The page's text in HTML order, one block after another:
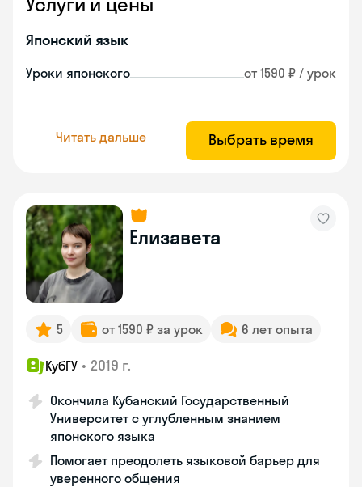
Японский язык
Уроки японского от 1590 ₽ / урок
Читать дальше Выбрать время
Елизавета
5 от 1590 ₽ за урок 6 лет опыта
КубГУ • 2019 г.
Окончила Кубанский Государственный
Университет с углубленным знанием
японского языка
Помогает преодолеть языковой барьер для
уверенного общения